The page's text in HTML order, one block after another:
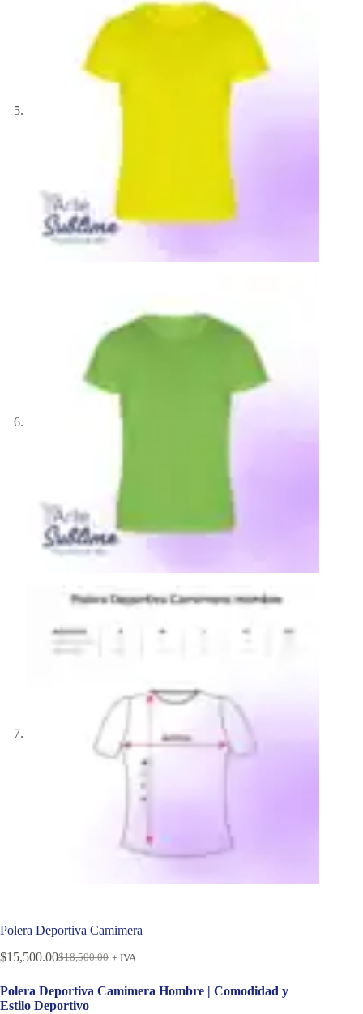
Polera Deportiva Camimera
$18,500.00
$15,500.00 + IVA
Polera Deportiva Camimera Hombre | Comodidad y
Estilo Deportivo